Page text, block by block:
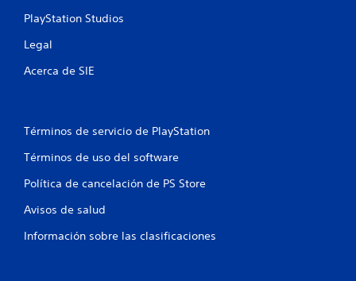
PlayStation Studios
Legal
Acerca de SIE
Términos de servicio de PlayStation
Términos de uso del software
Política de cancelación de PS Store
Avisos de salud
Información sobre las clasificaciones